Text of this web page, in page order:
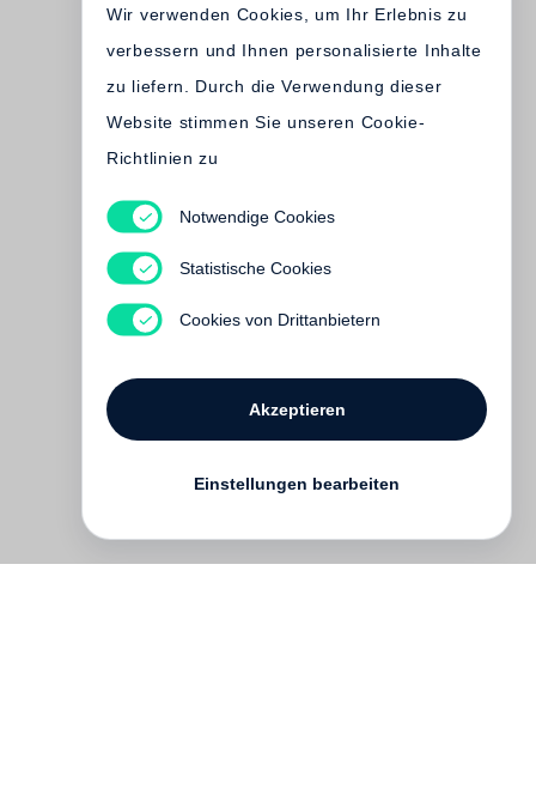
Sheikh, Wendy Ewald,
The transformation of
you
Wir verwenden Cookies, um Ihr Erlebnis zu
verbessern und Ihnen personalisierte Inhalte
zu liefern. Durch die Verwendung dieser
Website stimmen Sie unseren Cookie-
Richtlinien zu
Notwendige Cookies
Statistische Cookies
Cookies von Drittanbietern
Akzeptieren
Einstellungen bearbeiten